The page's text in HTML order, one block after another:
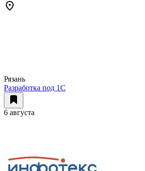
Рязань
Разработка под 1С
6 августа